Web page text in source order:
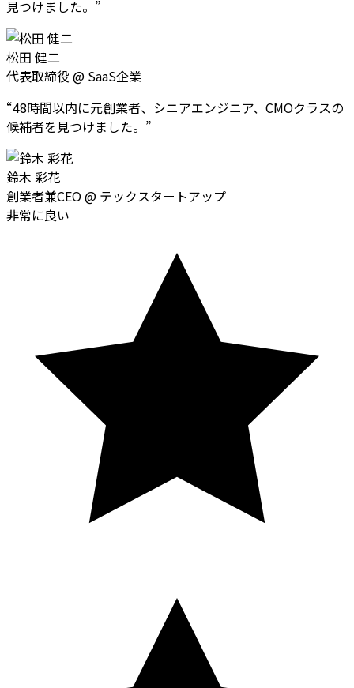
見つけました。 ”
松田 健二
代表取締役 @ SaaS企業
“48時間以内に元創業者、シニアエンジニア、CMOクラスの
候補者を見つけました。 ”
鈴木 彩花
創業者兼CEO@ テックスタートアップ
非常に良い